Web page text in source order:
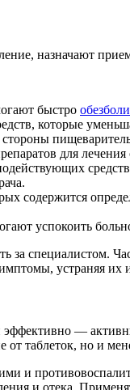
назначают
быстро
которые
для лечения
содержится
успокоить
специалистом.
устраняя их
—
от таблеток, но и
и
и отека.